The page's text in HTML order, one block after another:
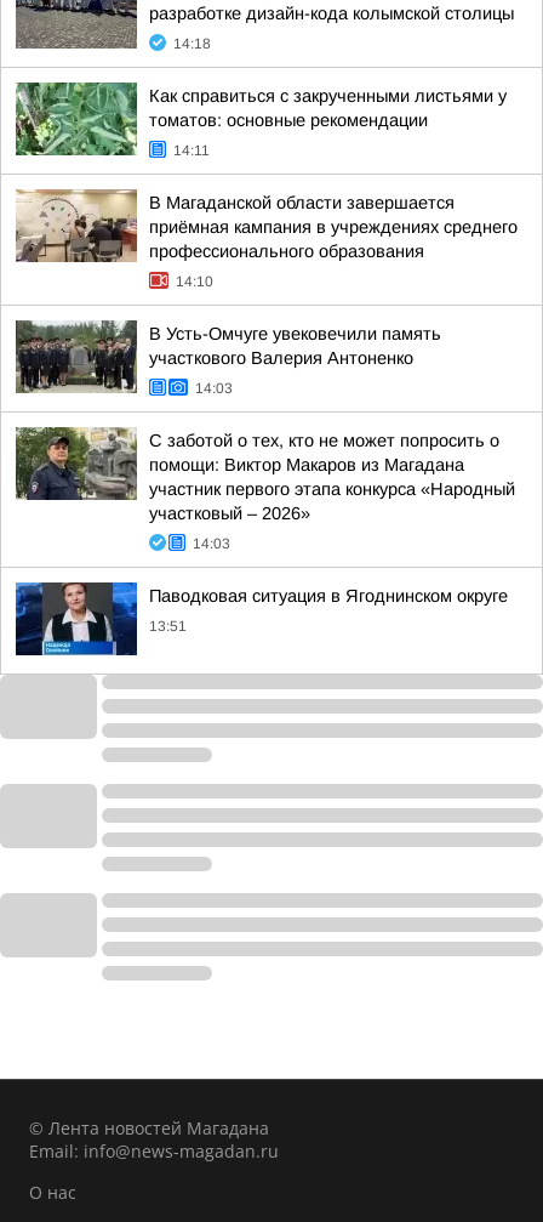
разработке дизайн-кода колымской столицы
14:18
Как справиться с закрученными листьями у
томатов: основные рекомендации
14:11
В Магаданской области завершается
приёмная кампания в учреждениях среднего
профессионального образования
14:10
В Усть-Омчуге увековечили память
участкового Валерия Антоненко
14:03
С заботой о тех, кто не может попросить о
помощи: Виктор Макаров из Магадана
участник первого этапа конкурса «Народный
участковый – 2026»
14:03
Паводковая ситуация в Ягоднинском округе
13:51
© Лента новостей Магадана
Email: info@news-magadan.ru
О нас